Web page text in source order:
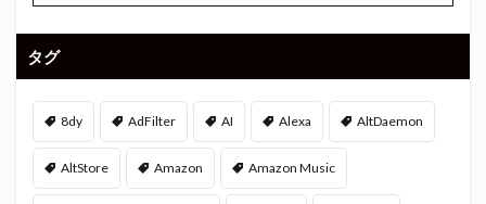
タグ
8dy AdFilter AI Alexa AltDaemon
AltStore Amazon Amazon Music